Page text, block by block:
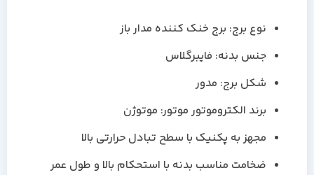
نوع برج: برج خنک کننده مدار باز
جنس بدنه: فایبرگلاس
شکل برج: مدور
برند الکتروموتور موتور: موتوژن
مجهز به پکنیک با سطح تبادل حرارتی بالا
ضخامت مناسب بدنه با استحکام بالا و طول عمر